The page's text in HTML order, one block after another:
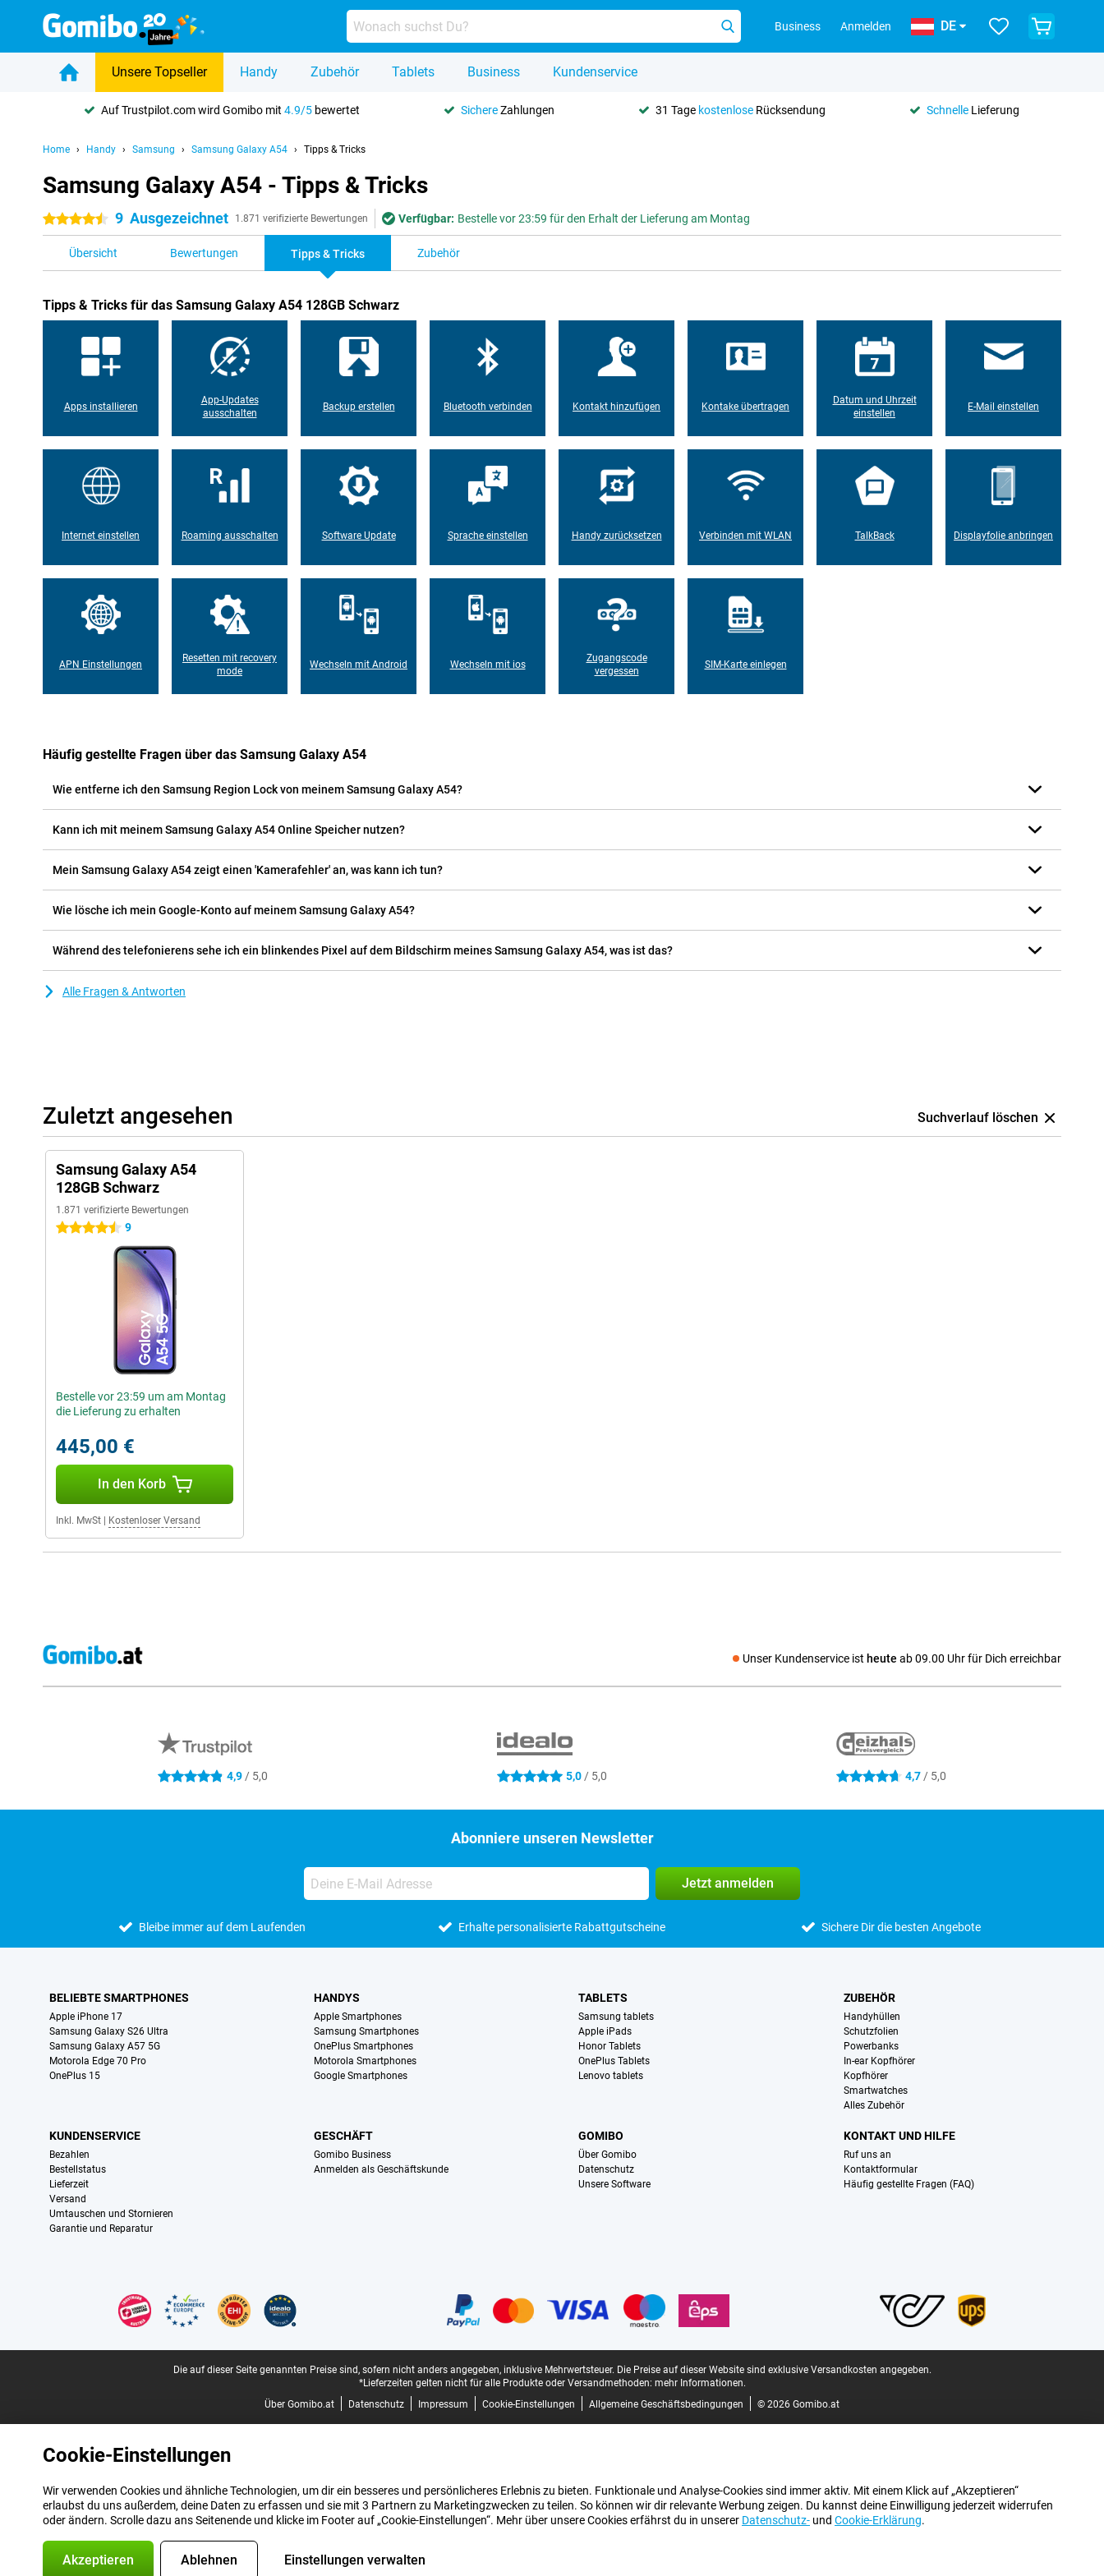
Business Anmelden DE
Unsere Topseller Handy Zubehör Tablets Business Kundenservice
Auf Trustpilot.com wird Gomibo mit4.9/5 bewertet SichereZahlungen 31 Tage kostenloseRücksendung SchnelleLieferung
Home Handy Samsung Samsung Galaxy A54 Tipps & Tricks
Samsung Galaxy A54 - Tipps & Tricks
4.5 Sterne 9 Ausgezeichnet 1.871 verifizierte Bewertungen Verfügbar: Bestelle vor 23:59 für den Erhalt der Lieferung am Montag
Übersicht Bewertungen Tipps & Tricks Zubehör
Tipps & Tricks für das Samsung Galaxy A54 128GB Schwarz
Apps installieren
App-Updates
ausschalten
Backup erstellen Bluetooth verbinden Kontakt hinzufügen Kontake übertragen
Datum und Uhrzeit
einstellen
E-Mail einstellen
Internet einstellen Roaming ausschalten Software Update Sprache einstellen Handy zurücksetzen Verbinden mit WLAN TalkBack Displayfolie anbringen
APN Einstellungen
Resetten mit recovery
mode
Wechseln mit Android Wechseln mit ios
Zugangscode
vergessen
SIM-Karte einlegen
Häufig gestellte Fragen über das Samsung Galaxy A54
Wie entferne ich den Samsung Region Lock von meinem Samsung Galaxy A54?
Kann ich mit meinem Samsung Galaxy A54 Online Speicher nutzen?
Mein Samsung Galaxy A54 zeigt einen 'Kamerafehler' an, was kann ich tun?
Wie lösche ich mein Google-Konto auf meinem Samsung Galaxy A54?
Während des telefonierens sehe ich ein blinkendes Pixel auf dem Bildschirm meines Samsung Galaxy A54, was ist das?
Alle Fragen & Antworten
Zuletzt angesehen Suchverlauf löschen
Samsung Galaxy A54
128GB Schwarz
1.871 verifizierte Bewertungen
4.5 Sterne 9
Bestelle vor 23:59 um am Montag
die Lieferung zu erhalten
445,00 €
In den Korb
Inkl. MwSt Kostenloser Versand
Unser Kundenservice ist heute ab 09.00 Uhr für Dich erreichbar
Social media
4.9 Sterne 4,9/ 5,0 5 Sterne 5,0/ 5,0 4.7 Sterne 4,7 / 5,0
Abonniere unseren Newsletter
Jetzt anmelden
Bleibe immer auf dem Laufenden Erhalte personalisierte Rabattgutscheine Sichere Dir die besten Angebote
BELIEBTE SMARTPHONES
Apple iPhone 17
Samsung Galaxy S26 Ultra
Samsung Galaxy A57 5G
Motorola Edge 70 Pro
OnePlus 15
HANDYS
Apple Smartphones
Samsung Smartphones
OnePlus Smartphones
Motorola Smartphones
Google Smartphones
TABLETS
Samsung tablets
Apple iPads
Honor Tablets
OnePlus Tablets
Lenovo tablets
ZUBEHÖR
Handyhüllen
Schutzfolien
Powerbanks
In-ear Kopfhörer
Kopfhörer
Smartwatches
Alles Zubehör
KUNDENSERVICE
Bezahlen
Bestellstatus
Lieferzeit
Versand
Umtauschen und Stornieren
Garantie und Reparatur
GESCHÄFT
Gomibo Business
Anmelden als Geschäftskunde
GOMIBO
Über Gomibo
Datenschutz
Unsere Software
KONTAKT UND HILFE
Ruf uns an
Kontaktformular
Häufig gestellte Fragen (FAQ)
Die auf dieser Seite genannten Preise sind, sofern nicht anders angegeben, inklusive Mehrwertsteuer. Die Preise auf dieser Website sind exklusive Versandkosten angegeben.
*Lieferzeiten gelten nicht für alle Produkte oder Versandmethoden: mehr Informationen.
Über Gomibo.at
Datenschutz Impressum Cookie-Einstellungen Allgemeine Geschäftsbedingungen © 2026 Gomibo.at
Cookie-Einstellungen
Wir verwenden Cookies und ähnliche Technologien, um dir ein besseres und persönlicheres Erlebnis zu bieten. Funktionale und Analyse-Cookies sind immer aktiv. Mit einem Klick auf „Akzeptieren“
erlaubst du uns außerdem, deine Daten zu erfassen und sie mit 3 Partnern zu Marketingzwecken zu teilen. So können wir dir relevante Werbung zeigen. Du kannst deine Einwilligung jederzeit widerrufen
oder ändern. Scrolle dazu ans Seitenende und klicke im Footer auf „Cookie-Einstellungen“. Mehr über unsere Cookies erfährst du in unserer Datenschutz- und Cookie-Erklärung.
Akzeptieren Ablehnen Einstellungen verwalten